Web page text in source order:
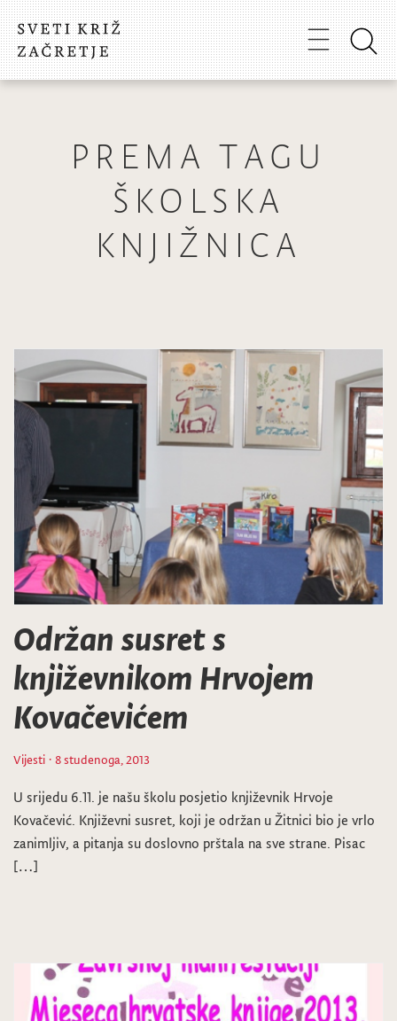
PREMA TAGU
ŠKOLSKA
KNJIŽNICA
Održan susret s
književnikom Hrvojem
Kovačevićem
Vijesti · 8 studenoga, 2013
U srijedu 6.11. je našu školu posjetio književnik Hrvoje
Kovačević. Književni susret, koji je održan u Žitnici bio je vrlo
zanimljiv, a pitanja su doslovno prštala na sve strane. Pisac
[…]